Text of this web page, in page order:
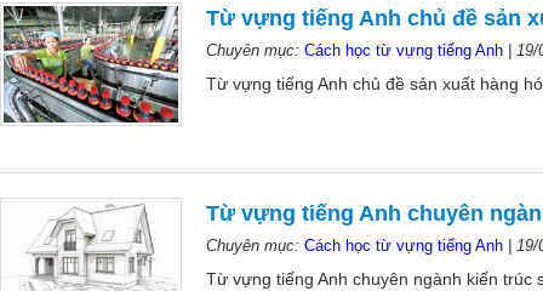
Từ vựng tiếng Anh chủ đề sản
Chuyên mục: Cách học từ vựng tiếng Anh | 19/
Từ vựng tiếng Anh chủ đề sản xuất hàng
Từ vựng tiếng Anh chuyên
Chuyên mục: Cách học từ vựng tiếng Anh | 19/
Từ vựng tiếng Anh chuyên ngành kiến trúc